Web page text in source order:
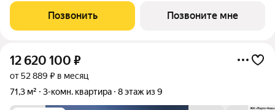
для комфортной жизни. Место, где шум Чёрного моря
становится саундтреком
Позвонить Позвоните мне
12 620 100 ₽
от 52 889 ₽ в месяц
71,3 м²
3-комн. квартира 8 этаж из 9